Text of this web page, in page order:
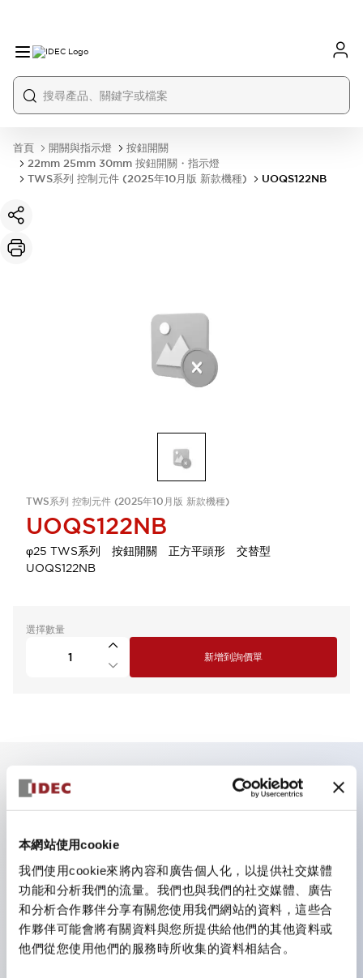
本網站使用cookie
我們使用cookie來將內容和廣告個人化，以提供社交媒體
功能和分析我們的流量。我們也與我們的社交媒體、廣告
和分析合作夥伴分享有關您使用我們網站的資料，這些合
作夥伴可能會將有關資料與您所提供給他們的其他資料或
他們從您使用他們的服務時所收集的資料相結合。
首頁 開關與指示燈
按鈕開關
22mm 25mm 30mm 按鈕開關・指示燈
TWS系列 控制元件 (2025年10月版 新款機種)
UOQS122NB
TWS系列 控制元件 (2025年10月版 新款機種)
UOQS122NB
φ25 TWS系列 按鈕開關 正方平頭形 交替型
UOQS122NB
選擇數量
新增到詢價單
主要特點
照明單元的低電壓類型（6～24V類型）預計自2026年1
月起逐步切換為新目錄型號產品
可搭載高電壓類型的LED燈泡，直連類型的額定使用電
壓最高可支援至240V。
不需要端子蓋。（不包括指示燈的直連類型）